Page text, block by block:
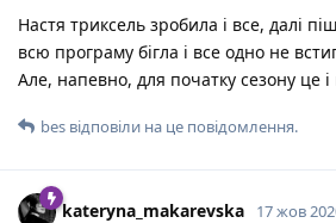
Настя триксель зробила і все, далі
всю програму бігла і все одно не
Але, напевно, для початку сезону це
bes відповіли на це повідомлення.
kateryna_makarevska 17 жов